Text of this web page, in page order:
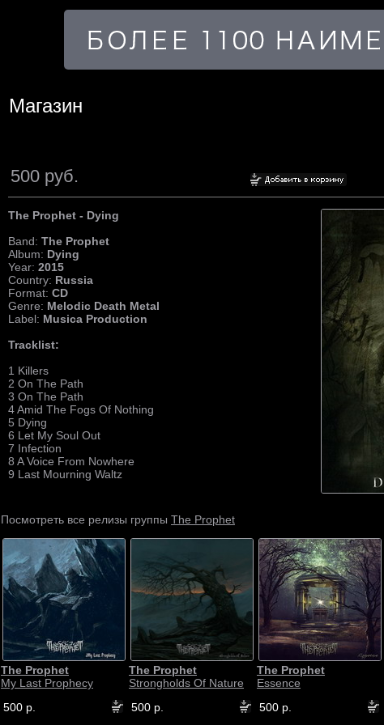
Магазин
500 руб.
The Prophet - Dying
Band: The Prophet
Album: Dying
Year: 2015
Country: Russia
Format: CD
Genre: Melodic Death Metal
Label: Musica Production
Tracklist:
1 Killers
2 On The Path
3 On The Path
4 Amid The Fogs Of Nothing
5 Dying
6 Let My Soul Out
7 Infection
8 A Voice From Nowhere
9 Last Mourning Waltz
Посмотреть все релизы группы The Prophet
The Prophet
My Last Prophecy
500 р.
The Prophet
Strongholds Of Nature
500 р.
The Prophet
Essence
500 р.